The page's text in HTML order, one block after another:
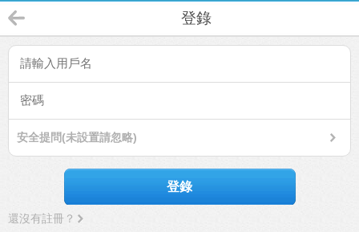
登錄
安全提問(未設置請忽略)
登錄
還沒有註冊？